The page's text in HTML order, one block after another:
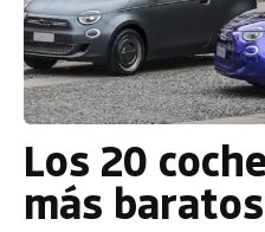
Los 20
más